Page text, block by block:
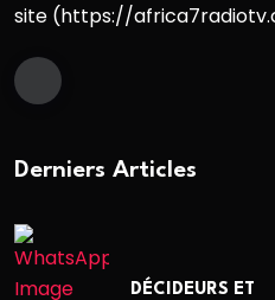
site (https://
Derniers Articles
DÉCIDEURS ET